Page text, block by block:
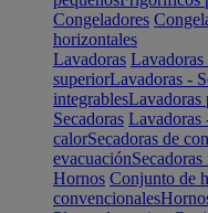
Congeladores
horizontales
Lavadoras Lavadoras
superiorLavadoras -
integrablesLavadoras
Secadoras Lavadoras
calorSecadoras de
evacuación
Hornos Conjunto de
convencionales